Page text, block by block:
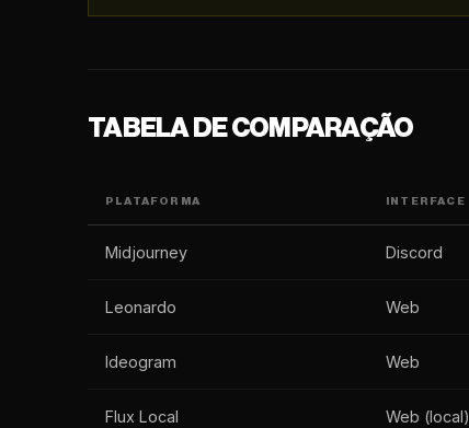
TABELA DE COMPARAÇÃO
PLATAFORMA INTERFACE
Midjourney Discord
Leonardo Web
Ideogram Web
Flux Local Web (local)